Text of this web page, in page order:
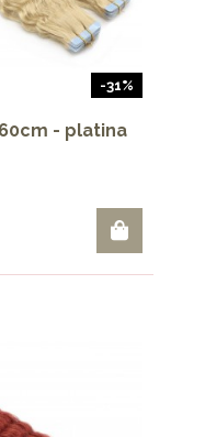
-31%
- platina